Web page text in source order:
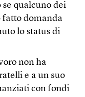
qualcuno dei
fatto domanda
lo status di
non ha
e a un suo
con fondi